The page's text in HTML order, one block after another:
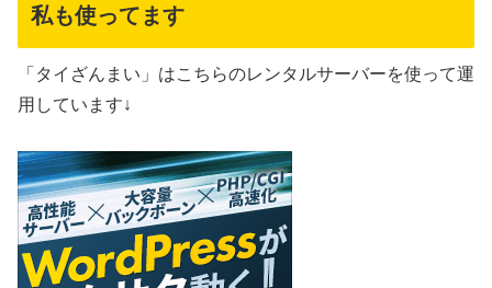
私も使ってます
「タイざんまい」はこちらのレンタルサーバーを使って運
用しています↓